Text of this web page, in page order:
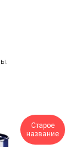
Старое
название